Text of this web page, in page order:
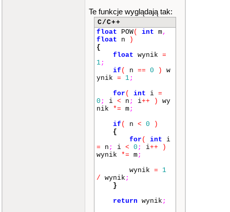
Te funkcje wyglądają tak:
C/C++
float POW( int m,
float n
)
{
float wynik =
1;
if ( n == 0 )
w
ynik = 1;
for ( int i =
0 ; i < n ; i++ )
wy
nik *= m;
if ( n < 0
)
{
for ( int i
= n ; i < 0 ; i++
)
wynik *= m;
wynik =
1
/ wynik ;
}
return wynik ;